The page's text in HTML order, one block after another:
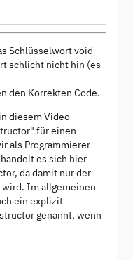
Schlüsselwort void
schlicht nicht hin (es
den Korrekten Code.
diesem Video
für einen
als Programmierer
es sich hier
da damit nur der
Im allgemeinen
ein explizit
genannt, wenn